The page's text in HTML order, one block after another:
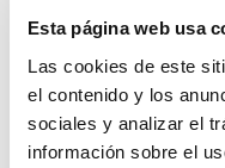
Esta página web usa
Las cookies de este
el contenido y los
sociales y analizar el
información sobre el